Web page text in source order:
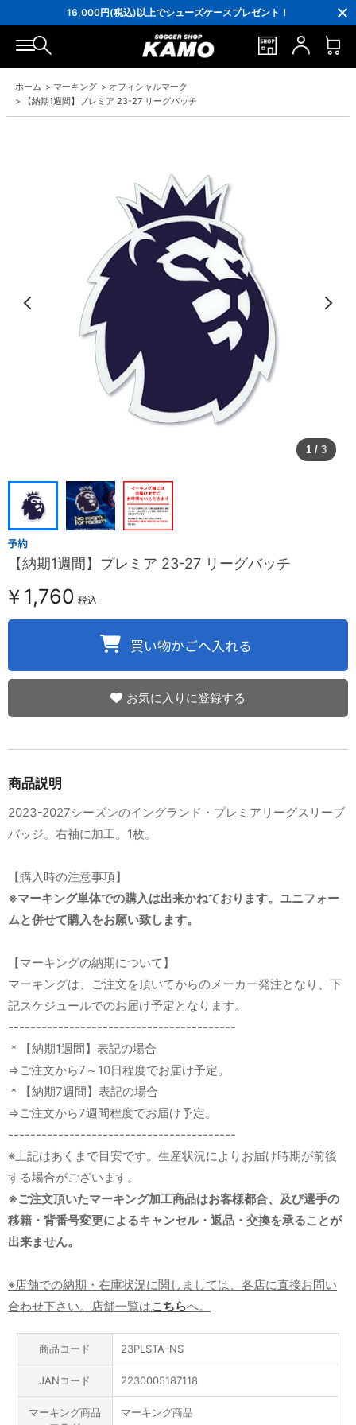
16,000円(税込)以上でシューズケースプレゼント！
3,300円(税込)以上で送料無料！
ホーム > マーキング > オフィシャルマーク
>
【納期1週間】プレミア 23-27 リーグバッチ
1 / 3
【納期1週間】プレミア 23-27 リーグバッチ
￥1,760 税込
お気に入りに登録する
商品説明
2023-2027シーズンのイングランド・プレミアリーグスリーブ
バッジ。右袖に加工。1枚。
【購入時の注意事項】
※マーキング単体での購入は出来かねております。ユニフォー
ムと併せて購入をお願い致します。
【マーキングの納期について】
マーキングは、ご注文を頂いてからのメーカー発注となり、下
記スケジュールでのお届け予定となります。
-----------------------------------------
＊【納期1週間】表記の場合
⇒ご注文から7～10日程度でお届け予定。
＊【納期7週間】表記の場合
⇒ご注文から7週間程度でお届け予定。
-----------------------------------------
※上記はあくまで目安です。生産状況によりお届け時期が前後
する場合がございます。
※ご注文頂いたマーキング加工商品はお客様都合、及び選手の
移籍・背番号変更によるキャンセル・返品・交換を承ることが
出来ません。
※店舗での納期・在庫状況に関しましては、各店に直接お問い
合わせ下さい。店舗一覧はこちらへ。
商品コード 23PLSTA-NS
JANコード 2230005187118
マーキング商品
マーキング商品